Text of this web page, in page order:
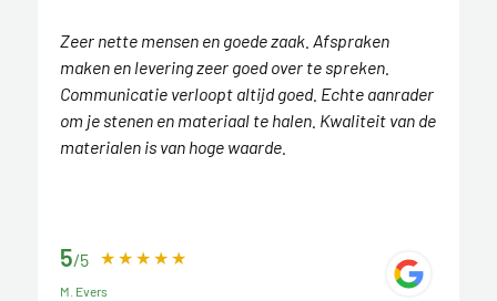
Zeer nette mensen en goede zaak. Afspraken
maken en levering zeer goed over te spreken.
Communicatie verloopt altijd goed. Echte aanrader
om je stenen en materiaal te halen. Kwaliteit van de
materialen is van hoge waarde.
5/5
M. Evers